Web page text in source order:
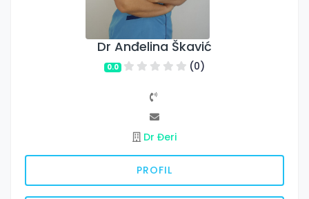
Dr Anđelina Škavić
0.0 (0)
Dr Đeri
PROFIL